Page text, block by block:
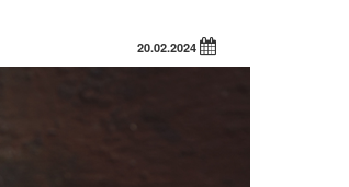
20.02.2024